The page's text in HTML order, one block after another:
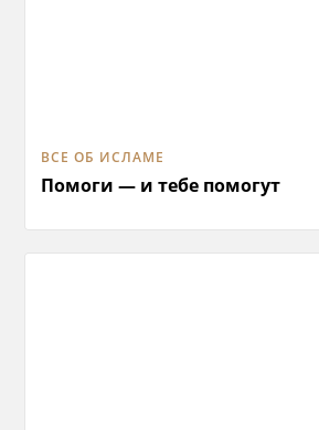
ВСЕ ОБ ИСЛАМЕ
Помоги — и тебе помогут